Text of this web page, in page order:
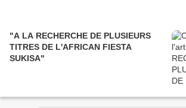
"A LA RECHERCHE DE PLUSIEURS
TITRES DE L'AFRICAN FIESTA
SUKISA"